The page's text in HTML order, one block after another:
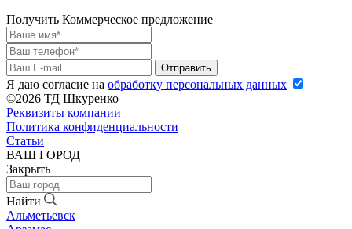
Получить Коммерческое предложение
Я даю согласие на обработку персональных данных
©2026 ТД Шкуренко
Реквизиты компании
Политика конфиденциальности
Статьи
ВАШ ГОРОД
Закрыть
Найти
Альметьевск